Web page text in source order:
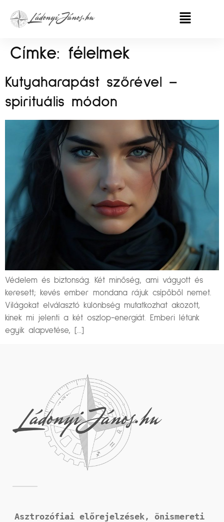
Címke: félelmek
Kutyaharapást szőrével –
spirituális módon
Védelem és biztonság. Két minőség, ami vágyott és
keresett; kevés ember mondana rájuk csípőből nemet.
Világokat elválasztó különbség mutatkozhat aközött,
kinek mi jelenti a két oszlop-energiát. Emberi létünk
egyik alapvetése, […]
Asztrozófiai előrejelzések, önismereti